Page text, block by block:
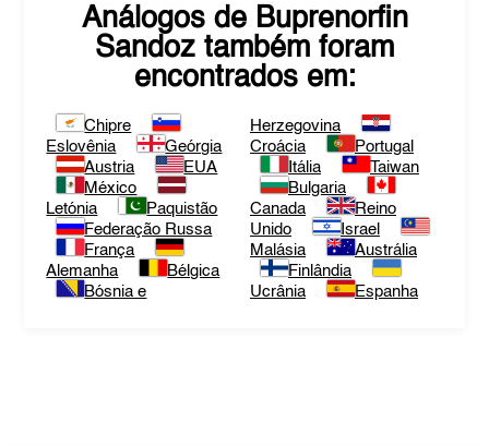
Análogos de Buprenorfin
Sandoz também foram
encontrados em:
Chipre
Eslovênia
Geórgia
Austria
EUA
México
Letónia
Paquistão
Federação Russa
França
Alemanha
Bélgica
Bósnia e
Herzegovina
Croácia
Portugal
Itália
Taiwan
Bulgaria
Canada
Reino
Unido
Israel
Malásia
Austrália
Finlândia
Ucrânia
Espanha